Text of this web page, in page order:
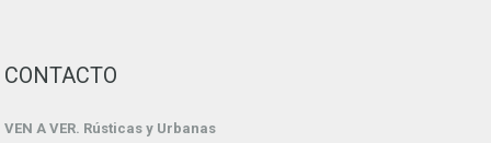
CONTACTO
VEN A VER. Rústicas y Urbanas